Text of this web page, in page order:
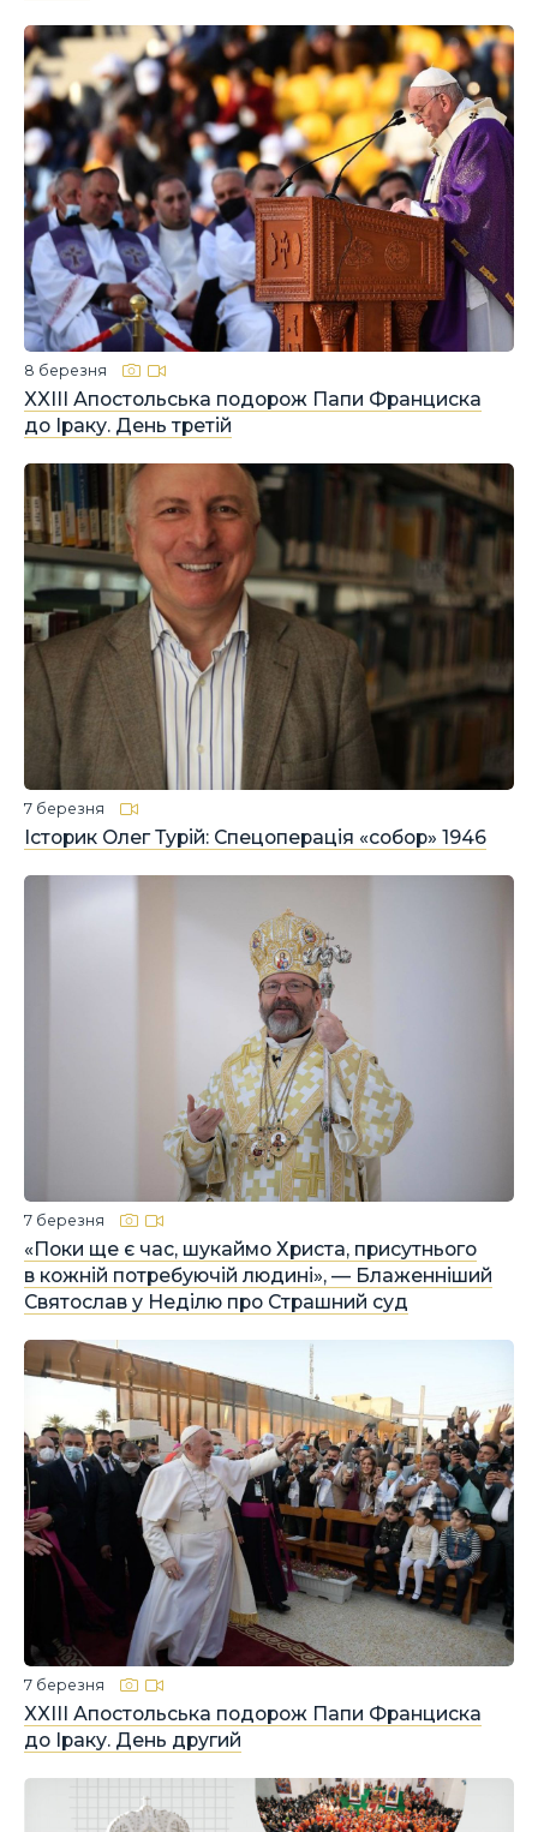
XXIII Апостольська подорож Папи Франциска
до Іраку. День третій
8 березня
Історик Олег Турій: Спецоперація «собор» 1946
7 березня
«Поки ще є час, шукаймо Христа, присутнього
в кожній потребуючій людині», — Блаженніший
Святослав у Неділю про Страшний суд
7 березня
XXIII Апостольська подорож Папи Франциска
до Іраку. День другий
7 березня